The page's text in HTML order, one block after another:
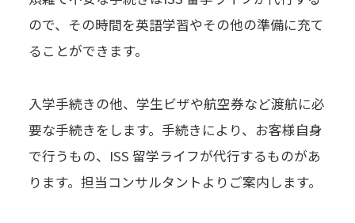
ので、その時間を英語学習やその他の準備に充て
ることができます。
入学手続きの他、学生ビザや航空券など渡航に必
要な手続きをします。手続きにより、お客様自身
で行うもの、ISS 留学ライフが代行するものがあ
ります。担当コンサルタントよりご案内します。